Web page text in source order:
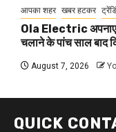
आपका शहर खबर हटकर
Ola Electric
चलाने के पांच साल बाद
August 7, 2026
QUICK